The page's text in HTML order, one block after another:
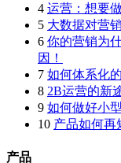
4 运营：想要
5 大数据对营
6 你的营销为
因！
7 如何体系化
8 2B运营的新
9 如何做好小
10 产品如何再
产品